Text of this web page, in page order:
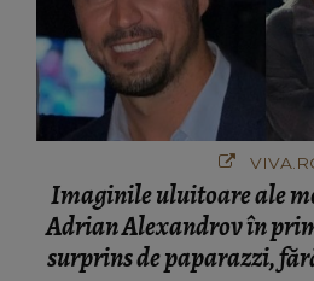
Imaginile uluitoare ale
Adrian Alexandrov în
surprins de paparazzi,